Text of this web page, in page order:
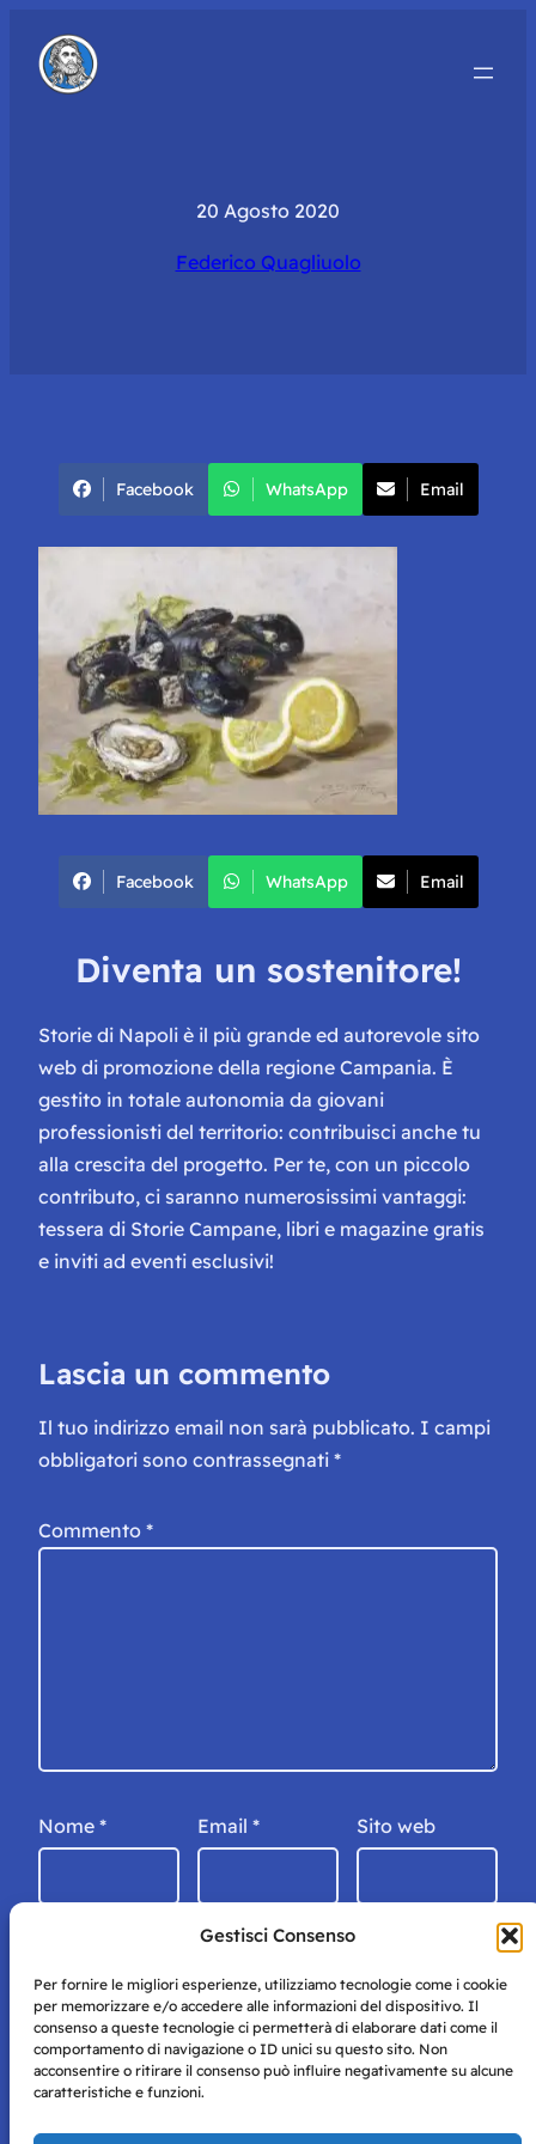
Gestisci Consenso
Per fornire le migliori esperienze, utilizziamo tecnologie come i cookie
per memorizzare e/o accedere alle informazioni del dispositivo. Il
consenso a queste tecnologie ci permetterà di elaborare dati come il
comportamento di navigazione o ID unici su questo sito. Non
acconsentire o ritirare il consenso può influire negativamente su alcune
caratteristiche e funzioni.
20 Agosto 2020
Federico Quagliuolo
Facebook WhatsApp Email
Facebook WhatsApp Email
Diventa un sostenitore!
Storie di Napoli è il più grande ed autorevole sito
web di promozione della regione Campania. È
gestito in totale autonomia da giovani
professionisti del territorio: contribuisci anche tu
alla crescita del progetto. Per te, con un piccolo
contributo, ci saranno numerosissimi vantaggi:
tessera di Storie Campane, libri e magazine gratis
e inviti ad eventi esclusivi!
Lascia un commento
Il tuo indirizzo email non sarà pubblicato. I campi
obbligatori sono contrassegnati *
Commento *
Nome * Email * Sito web